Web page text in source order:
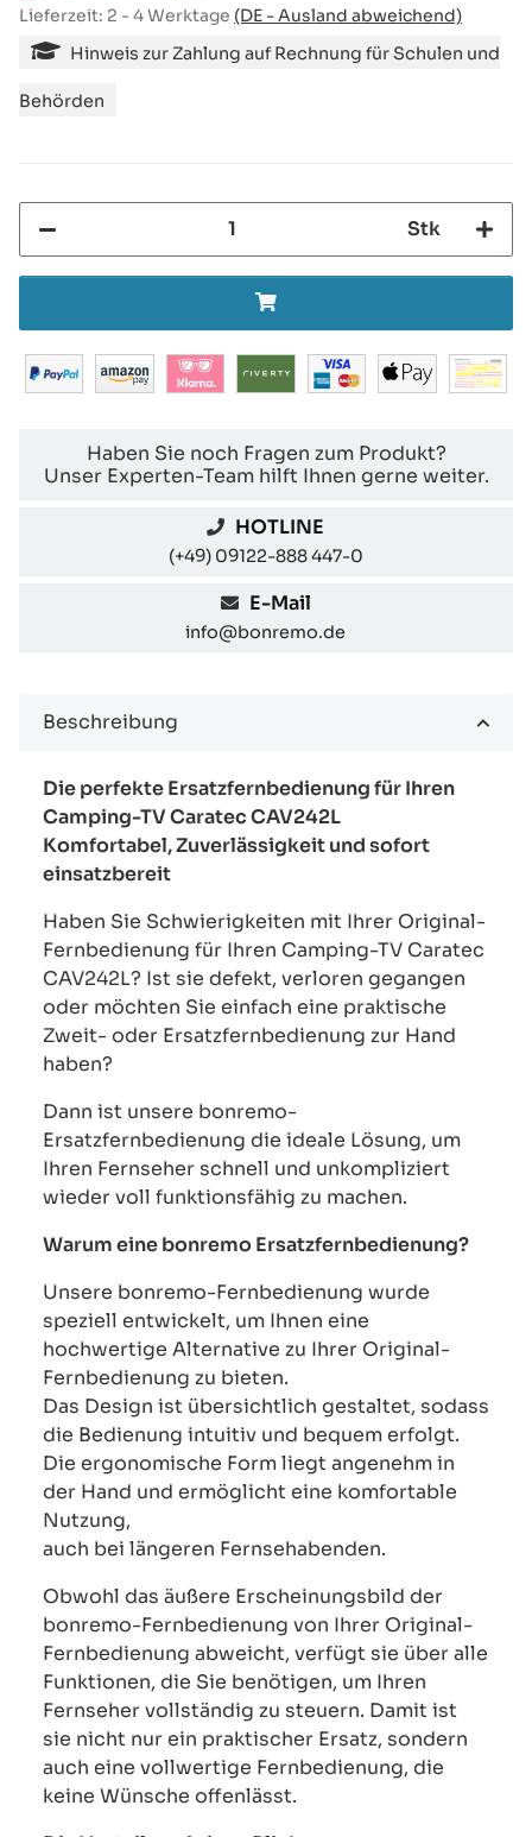
Lieferzeit: 2 - 4 Werktage (DE - Ausland abweichend)
Hinweis zur Zahlung auf Rechnung für Schulen und
Behörden
Stk
Haben Sie noch Fragen zum Produkt?
Unser Experten-Team hilft Ihnen gerne weiter.
HOTLINE
(+49) 09122-888 447-0
E-Mail
info@bonremo.de
Beschreibung
Die perfekte Ersatzfernbedienung für Ihren
Camping-TV Caratec CAV242L
Komfortabel, Zuverlässigkeit und sofort
einsatzbereit
Haben Sie Schwierigkeiten mit Ihrer Original-
Fernbedienung für Ihren Camping-TV Caratec
CAV242L? Ist sie defekt, verloren gegangen
oder möchten Sie einfach eine praktische
Zweit- oder Ersatzfernbedienung zur Hand
haben?
Dann ist unsere bonremo-
Ersatzfernbedienung die ideale Lösung, um
Ihren Fernseher schnell und unkompliziert
wieder voll funktionsfähig zu machen.
Warum eine bonremo Ersatzfernbedienung?
Unsere bonremo-Fernbedienung wurde
speziell entwickelt, um Ihnen eine
hochwertige Alternative zu Ihrer Original-
Fernbedienung zu bieten.
Das Design ist übersichtlich gestaltet, sodass
die Bedienung intuitiv und bequem erfolgt.
Die ergonomische Form liegt angenehm in
der Hand und ermöglicht eine komfortable
Nutzung,
auch bei längeren Fernsehabenden.
Obwohl das äußere Erscheinungsbild der
bonremo-Fernbedienung von Ihrer Original-
Fernbedienung abweicht, verfügt sie über alle
Funktionen, die Sie benötigen, um Ihren
Fernseher vollständig zu steuern. Damit ist
sie nicht nur ein praktischer Ersatz, sondern
auch eine vollwertige Fernbedienung, die
keine Wünsche offenlässt.